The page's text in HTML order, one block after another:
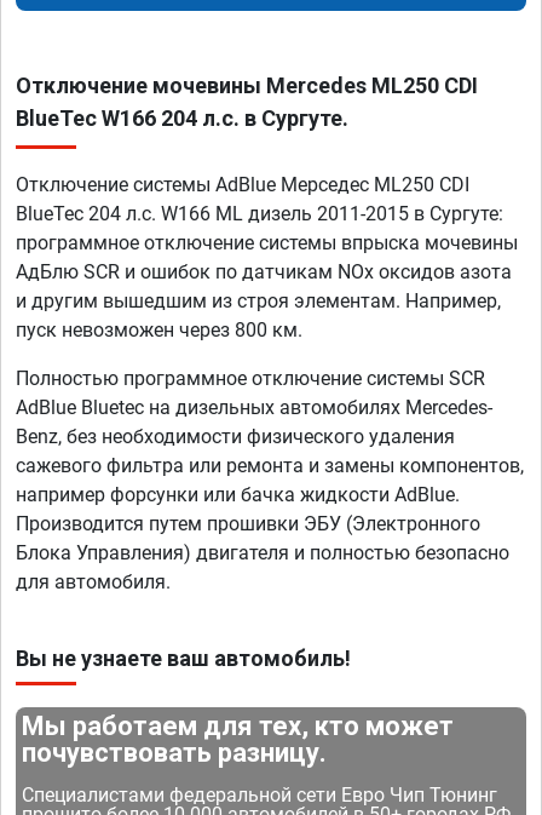
Отключение мочевины Mercedes ML250 CDI
BlueTec W166 204 л.с. в Сургуте.
Отключение системы AdBlue Мерседес ML250 CDI
BlueTec 204 л.с. W166 ML дизель 2011-2015 в Сургуте:
программное отключение системы впрыска мочевины
АдБлю SCR и ошибок по датчикам NOx оксидов азота
и другим вышедшим из строя элементам. Например,
пуск невозможен через 800 км.
Полностью программное отключение системы SCR
AdBlue Bluetec на дизельных автомобилях Mercedes-
Benz, без необходимости физического удаления
сажевого фильтра или ремонта и замены компонентов,
например форсунки или бачка жидкости AdBlue.
Производится путем прошивки ЭБУ (Электронного
Блока Управления) двигателя и полностью безопасно
для автомобиля.
Вы не узнаете ваш автомобиль!
Мы работаем для тех, кто может
почувствовать разницу.
Специалистами федеральной сети Евро Чип Тюнинг